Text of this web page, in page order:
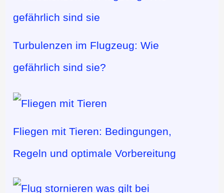
Turbulenzen im Flugzeug: Wie
gefährlich sind sie?
Fliegen mit Tieren: Bedingungen,
Regeln und optimale Vorbereitung